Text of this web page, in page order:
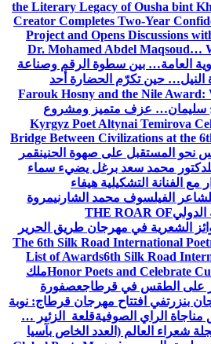
the Literary Legacy of Ousha bint
Creator Completes Two-Year
Project and Opens Discussions
Dr. Mohamed Abdel Maqsoud…
العامة… بين سطوة الرقم وصناعة
حين تكرّم الحضارة أحد
Farouk Hosny and the Nile Award:
سليمان… عزف متميز ومشروع
Kyrgyz Poet Altynai Temirova
Bridge Between Civilizations at the
نحو المستقبل على صهوة الحنينقمر
للدكتور محمد سعد برغل يضيء سماء
مع الفنانة التشكيلية هيفاء
الفيلسوف محمد الشارنيمروة
THE ROAR OF
الشعرية في مهرجان طريق الحرير
The 6th Silk Road International
List of Awards6th Silk Road
Honor Poets and Celebrateملك
على الطقس في قرطاجعصفورة
بنزرتفي افتتاح مهرجان قرطاج: نوبة
الراي الصوفيةقلعة الزئير …
شعراء العالم (العدد الخاص بآسيا